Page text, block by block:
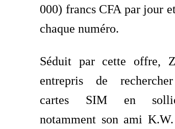
000) francs CFA par jour
chaque numéro.
Séduit par cette offre,
entrepris de
cartes SIM en
notamment son ami